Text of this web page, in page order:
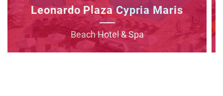
Leonardo Plaza Cypria Maris
Beach Hotel & Spa